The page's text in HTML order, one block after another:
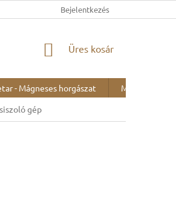
Bejelentkezés
KOSÁR
Üres kosár
- Mágneses horgászat
Minták
gép